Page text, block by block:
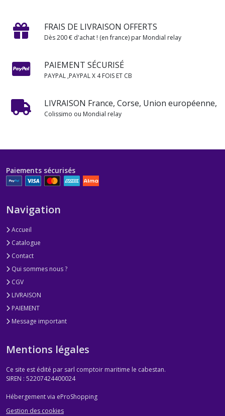
FRAIS DE LIVRAISON OFFERTS
Dès 200 € d'achat ! (en france) par Mondial relay
PAIEMENT SÉCURISÉ
PAYPAL ,PAYPAL X 4 FOIS ET CB
LIVRAISON France, Corse, Union européenne,
Colissimo ou Mondial relay
Paiements sécurisés
Navigation
Accueil
Catalogue
Contact
Qui sommes nous ?
CGV
LIVRAISON
PAIEMENT
Message important
Mentions légales
Ce site est édité par sarl comptoir maritime le cabestan.
SIREN : 52207424400024
Hébergement via eProShopping
Gestion des cookies